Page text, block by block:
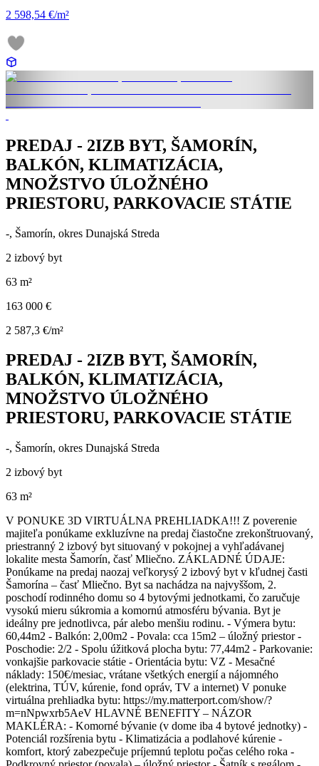
2 598,54 €/m²
PREDAJ - 2IZB BYT, ŠAMORÍN,
BALKÓN, KLIMATIZÁCIA,
MNOŽSTVO ÚLOŽNÉHO
PRIESTORU, PARKOVACIE STÁTIE
-, Šamorín, okres Dunajská Streda
2 izbový byt
63 m²
163 000 €
2 587,3 €/m²
PREDAJ - 2IZB BYT, ŠAMORÍN,
BALKÓN, KLIMATIZÁCIA,
MNOŽSTVO ÚLOŽNÉHO
PRIESTORU, PARKOVACIE STÁTIE
-, Šamorín, okres Dunajská Streda
2 izbový byt
63 m²
V PONUKE 3D VIRTUÁLNA PREHLIADKA!!! Z poverenie
majiteľa ponúkame exkluzívne na predaj čiastočne zrekonštruovaný,
priestranný 2 izbový byt situovaný v pokojnej a vyhľadávanej
lokalite mesta Šamorín, časť Mliečno. ZÁKLADNÉ ÚDAJE:
Ponúkame na predaj naozaj veľkorysý 2 izbový byt v kľudnej časti
Šamorína – časť Mliečno. Byt sa nachádza na najvyššom, 2.
poschodí rodinného domu so 4 bytovými jednotkami, čo zaručuje
vysokú mieru súkromia a komornú atmosféru bývania. Byt je
ideálny pre jednotlivca, pár alebo menšiu rodinu. - Výmera bytu:
60,44m2 - Balkón: 2,00m2 - Povala: cca 15m2 – úložný priestor -
Poschodie: 2/2 - Spolu úžitková plocha bytu: 77,44m2 - Parkovanie:
vonkajšie parkovacie státie - Orientácia bytu: VZ - Mesačné
náklady: 150€/mesiac, vrátane všetkých energií a nájomného
(elektrina, TÚV, kúrenie, fond opráv, TV a internet) V ponuke
virtuálna prehliadka bytu: https://my.matterport.com/show/?
m=nNpwxrb5AeV HLAVNÉ BENEFITY – NÁZOR
MAKLÉRA: - Komorné bývanie (v dome iba 4 bytové jednotky) -
Potenciál rozšírenia bytu - Klimatizácia a podlahové kúrenie -
komfort, ktorý zabezpečuje príjemnú teplotu počas celého roka -